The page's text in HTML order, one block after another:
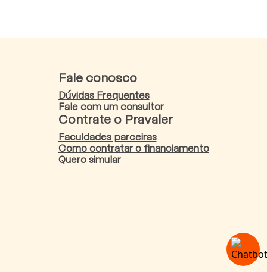
Fale conosco
Dúvidas Frequentes
Fale com um consultor
Contrate o Pravaler
Faculdades parceiras
Como contratar o financiamento
Quero simular